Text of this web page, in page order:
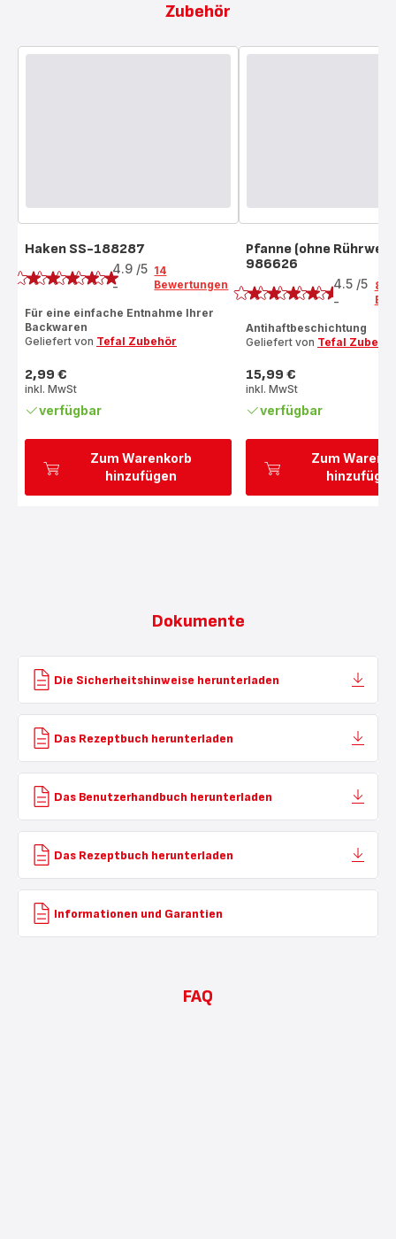
Zubehör
Zum Warenkorb
hinzufügen
Haken SS-188287
Bewertung
4.9 /5
-
14
Bewertungen
Für eine einfache Entnahme Ihrer
Backwaren
Geliefert von Tefal Zubehör
Preis
2,99 €
inkl. MwSt
verfügbar
Zum
Pfanne (ohne
986626
Bewertung
4.5 /5
-
83
Antihaftbeschichtung
Geliefert von Tefal
Preis
15,99 €
inkl. MwSt
verfügbar
Dokumente
Die Sicherheitshinweise herunterladen
Das Rezeptbuch herunterladen
Das Benutzerhandbuch herunterladen
Das Rezeptbuch herunterladen
Informationen und Garantien
FAQ